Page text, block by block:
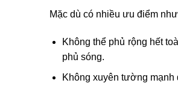
Mặc dù có nhiều ưu điểm
Không thể phủ rộng hết
phủ sóng.
Không xuyên tường mạnh